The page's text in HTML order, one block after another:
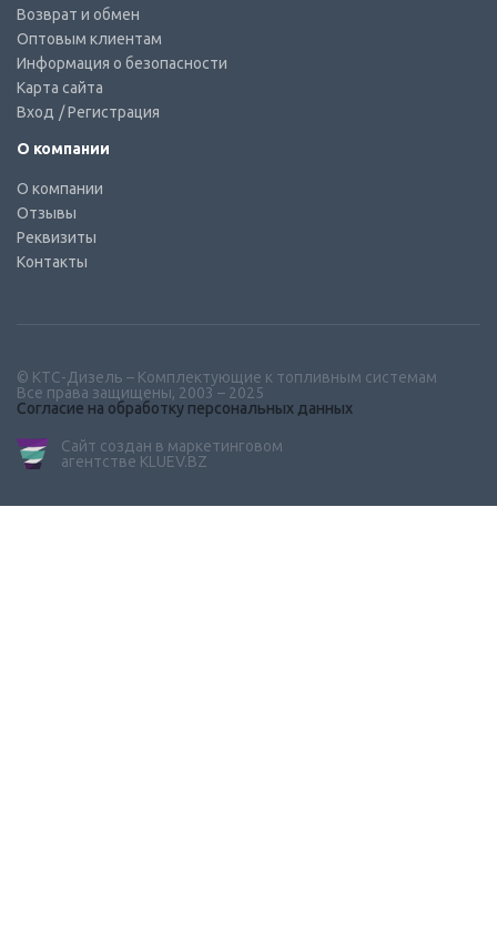
Возврат и обмен
Оптовым клиентам
Информация о безопасности
Карта сайта
Вход / Регистрация
О компании
О компании
Отзывы
Реквизиты
Контакты
© КТС-Дизель – Комплектующие к топливным системам
Все права защищены, 2003 – 2025
Согласие на обработку персональных данных
Сайт создан в маркетинговом
агентстве KLUEV.BZ